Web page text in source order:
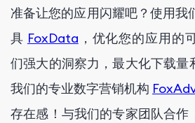
准备让您的应用闪耀吧？使用我
具 FoxData ，优化您的应用的
们强大的洞察力，最大化下载量
我们的专业数字营销机构
存在感！与我们的专家团队合作